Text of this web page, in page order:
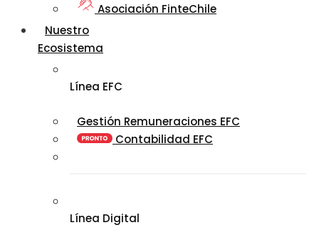
Asociación FinteChile
Nuestro
Ecosistema
Línea EFC
Gestión Remuneraciones EFC
Contabilidad EFC
Línea Digital